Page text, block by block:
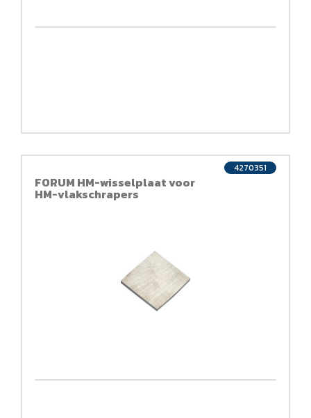
FORUM HM-wisselplaat voor
HM-vlakschrapers
4270351